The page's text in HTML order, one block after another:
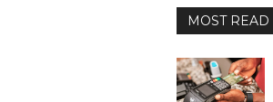
MOST READ